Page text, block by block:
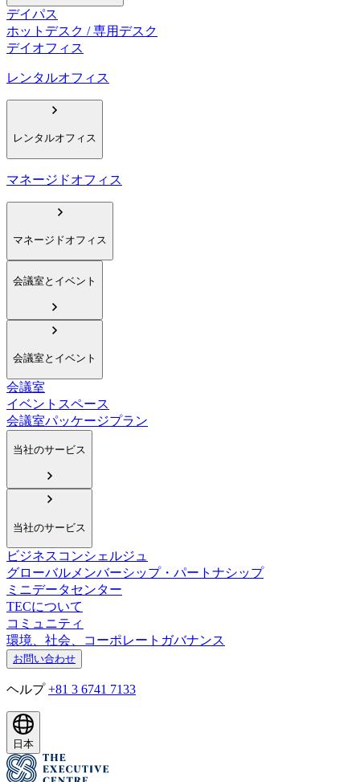
デイパス
ホットデスク / 専用デスク
デイオフィス
レンタルオフィス
レンタルオフィス
マネージドオフィス
マネージドオフィス
会議室とイベント
会議室とイベント
会議室
イベントスペース
会議室パッケージプラン
当社のサービス
当社のサービス
ビジネスコンシェルジュ
グローバルメンバーシップ・パートナシップ
ミニデータセンター
TECについて
コミュニティ
環境、社会、コーポレートガバナンス
お問い合わせ
ヘルプ +81 3 6741 7133
日本